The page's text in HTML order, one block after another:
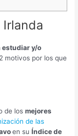
estudiar y/o
motivos por los que
de losmejores
de las
en suÍndice de